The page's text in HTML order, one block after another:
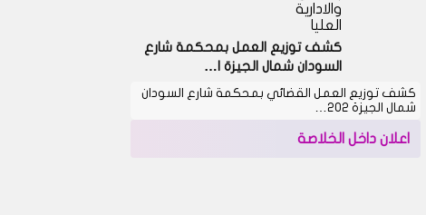
والادارية
العليا
كشف توزيع العمل بمحكمة شارع
السودان شمال الجيزة ا…
كشف توزيع العمل القضائي بمحكمة شارع السودان
شمال الجيزة 202…
اعلان داخل الخلاصة